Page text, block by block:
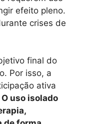
efeito pleno.
crises de
final do
Por isso, a
ativa
O uso isolado